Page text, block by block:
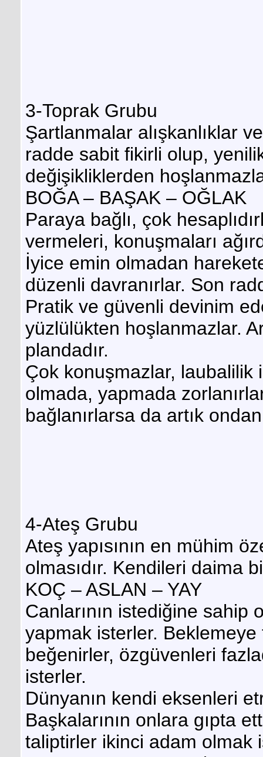
3-Toprak Grubu
Şartlanmalar alışkanlıklar
radde sabit fikirli olup,
değişikliklerden
BOĞA – BAŞAK – OĞLAK
Paraya bağlı, çok
vermeleri, konuşmaları
İyice emin olmadan
düzenli davranırlar. Son
Pratik ve güvenli devinim
yüzlülükten hoşlanmazlar.
plandadır.
Çok konuşmazlar, laubalilik
olmada, yapmada
bağlanırlarsa da artık
4-Ateş Grubu
Ateş yapısının en mühim
olmasıdır. Kendileri daima
KOÇ – ASLAN – YAY
Canlarının istediğine sahip
yapmak isterler.
beğenirler, özgüvenleri
isterler.
Dünyanın kendi eksenleri
Başkalarının onlara gıpta
taliptirler ikinci adam olmak